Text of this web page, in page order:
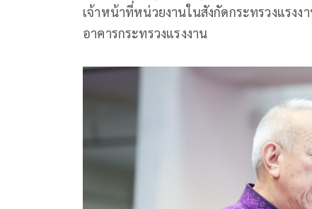
เจ้าหน้าที่หน่วยงานในสังกัดกระทรวงแรง
อาคารกระทรวงแรงงาน